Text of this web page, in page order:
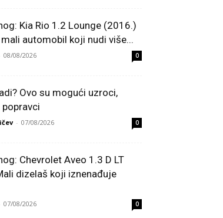
Kia Rio 1.2 Lounge (2016.)
automobil koji nudi više...
08/08/2026 0
Ovo su mogući uzroci,
- 07/08/2026 0
Chevrolet Aveo 1.3 D LT
dizelaš koji iznenađuje
07/08/2026 0